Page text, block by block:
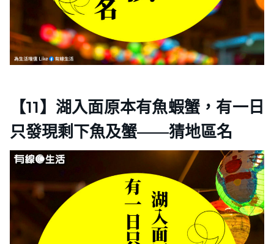
【11】湖入面原本有魚蝦蟹，有一日
只發現剩下魚及蟹——猜地區名